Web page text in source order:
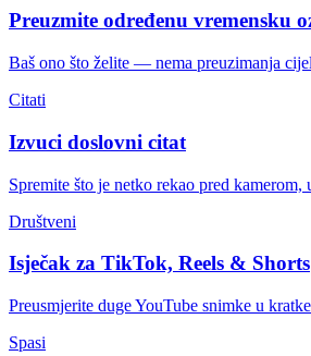
Preuzmite određenu vremensku
Baš ono što želite — nema preuzimanja
Citati
Izvuci doslovni citat
Spremite što je netko rekao pred kamerom,
Društveni
Isječak za TikTok, Reels & Shorts
Preusmjerite duge YouTube snimke u
Spasi